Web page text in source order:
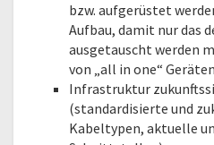
bzw. aufgerüstet
Aufbau, damit nur das
ausgetauscht werden
von „all in one“
Infrastruktur
(standardisierte und
Kabeltypen, aktuelle